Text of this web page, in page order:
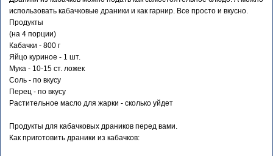
использовать кабачковые драники и как гарнир. Все просто и вкусно.
Продукты
(на 4 порции)
Кабачки - 800 г
Яйцо куриное - 1 шт.
Мука - 10-15 ст. ложек
Соль - по вкусу
Перец - по вкусу
Растительное масло для жарки - сколько уйдет
Продукты для кабачковых драников перед вами.
Как приготовить драники из кабачков: